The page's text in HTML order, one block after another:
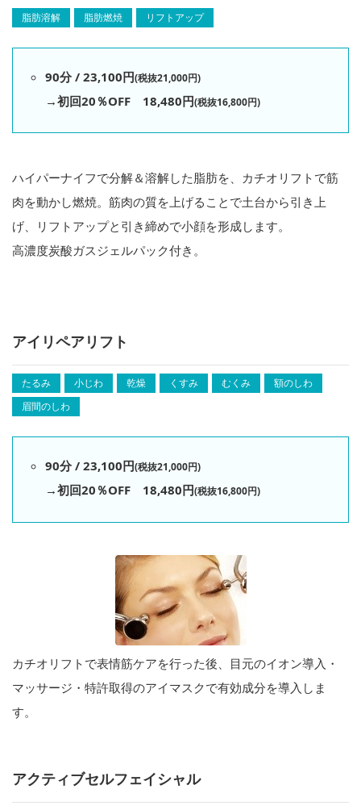
脂肪溶解 脂肪燃焼 リフトアップ
90分 / 23,100円(税抜21,000円)
→初回20％OFF 18,480円(税抜16,800円)
ハイパーナイフで分解＆溶解した脂肪を、カチオリフトで筋
肉を動かし燃焼。筋肉の質を上げることで土台から引き上
げ、リフトアップと引き締めで小顔を形成します。
高濃度炭酸ガスジェルパック付き。
アイリペアリフト
たるみ 小じわ 乾燥 くすみ むくみ
額のしわ
眉間のしわ
90分 / 23,100円(税抜21,000円)
→初回20％OFF 18,480円(税抜16,800円)
カチオリフトで表情筋ケアを行った後、目元のイオン導入・
マッサージ・特許取得のアイマスクで有効成分を導入しま
す。
アクティブセルフェイシャル